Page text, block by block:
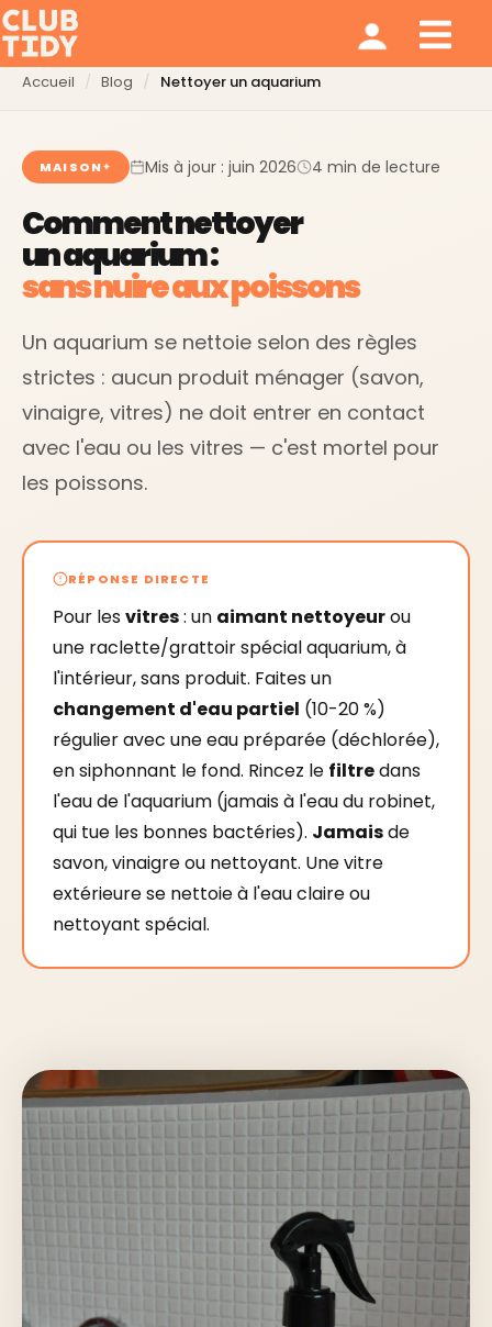
Accueil Blog Nettoyer un aquarium
MAISON Mis à jour : juin 2026 4 min de lecture
Comment nettoyer
un aquarium :
sans nuire aux poissons
Un aquarium se nettoie selon des règles
strictes : aucun produit ménager (savon,
vinaigre, vitres) ne doit entrer en contact
avec l'eau ou les vitres — c'est mortel pour
les poissons.
RÉPONSE DIRECTE
Pour lesvitres: un aimant nettoyeurou
une raclette/grattoir spécial aquarium, à
l'intérieur, sans produit. Faites un
changement d'eau partiel (10-20 %)
régulier avec une eau préparée (déchlorée),
en siphonnant le fond. Rincez le filtredans
l'eau de l'aquarium (jamais à l'eau du robinet,
qui tue les bonnes bactéries). Jamaisde
savon, vinaigre ou nettoyant. Une vitre
extérieure se nettoie à l'eau claire ou
nettoyant spécial.